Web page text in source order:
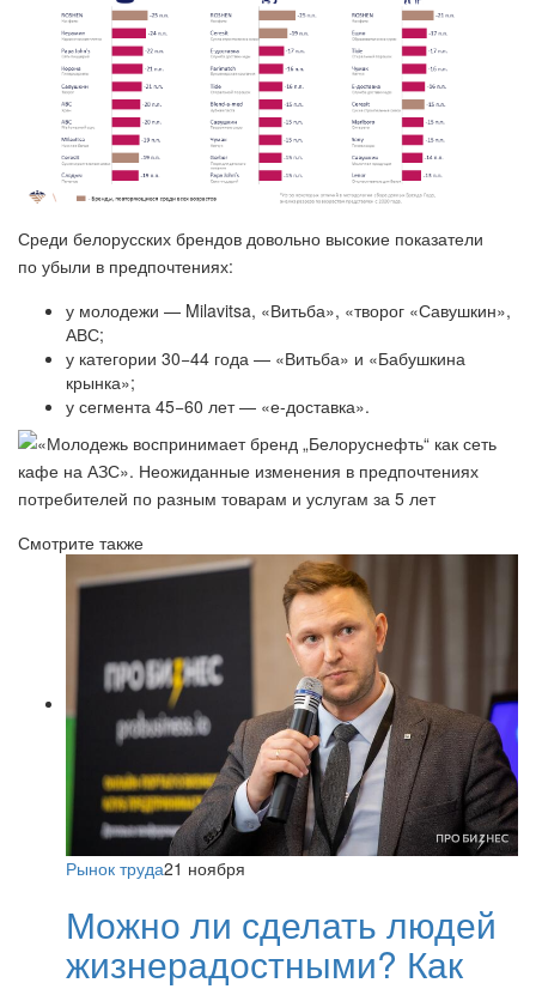
Среди белорусских брендов довольно высокие показатели
по убыли в предпочтениях:
у молодежи — Milavitsa​, «Витьба», «творог «Савушкин»,
АВС;
у категории 30−44 года — «Витьба» и «Бабушкина
крынка»;
у сегмента 45−60 лет — «е-доставка».
Смотрите также
Рынок труда21 ноября
Можно ли сделать людей
жизнерадостными? Как